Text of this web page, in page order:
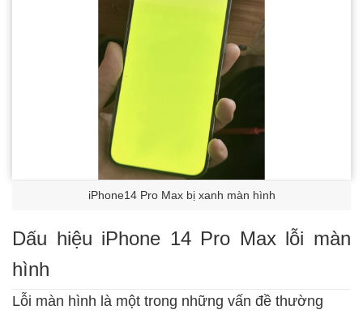
iPhone14 Pro Max bị xanh màn hình
Dấu hiệu iPhone 14 Pro Max lỗi màn
hình
Lỗi màn hình là một trong những vấn đề thường